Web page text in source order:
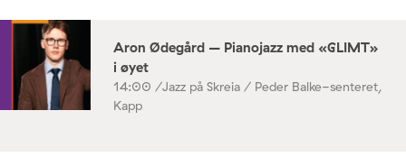
Aron Ødegård – Pianojazz med «GLIMT»
i øyet
14:00 /Jazz på Skreia / Peder Balke-senteret,
Kapp